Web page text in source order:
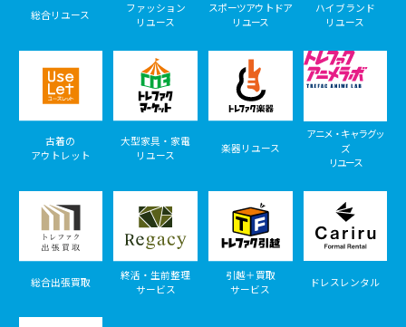
総合リユース
ファッション
リユース
スポーツアウトドア
リユース
ハイブランド
リユース
古着の
アウトレット
大型家具・家電
リユース
楽器リユース
アニメ・キャラグッ
ズ
リユース
総合出張買取
終活・生前整理
サービス
引越＋買取
サービス
ドレスレンタル